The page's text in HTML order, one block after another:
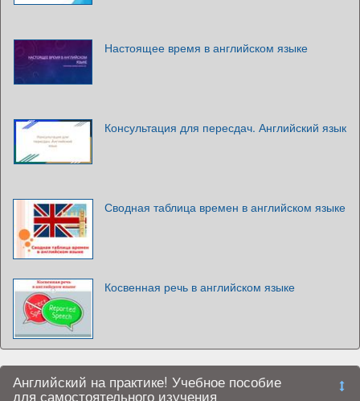
Настоящее время в английском языке
Консультация для пересдач. Английский язык
Сводная таблица времен в английском языке
Косвенная речь в английском языке
Английский на практике! Учебное пособие
для самостоятельного изучения